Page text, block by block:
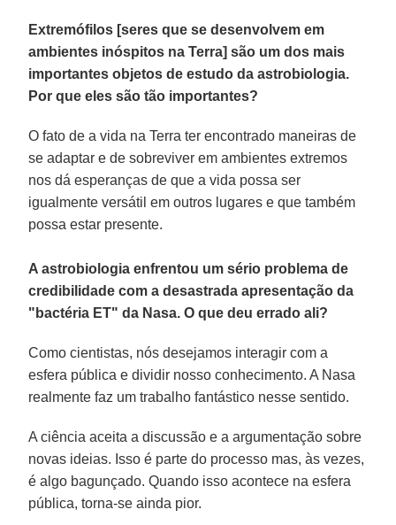
Extremófilos [seres que se desenvolvem em
ambientes inóspitos na Terra] são um dos mais
importantes objetos de estudo da astrobiologia.
Por que eles são tão importantes?
O fato de a vida na Terra ter encontrado maneiras de
se adaptar e de sobreviver em ambientes extremos
nos dá esperanças de que a vida possa ser
igualmente versátil em outros lugares e que também
possa estar presente.
A astrobiologia enfrentou um sério problema de
credibilidade com a desastrada apresentação da
"bactéria ET" da Nasa. O que deu errado ali?
Como cientistas, nós desejamos interagir com a
esfera pública e dividir nosso conhecimento. A Nasa
realmente faz um trabalho fantástico nesse sentido.
A ciência aceita a discussão e a argumentação sobre
novas ideias. Isso é parte do processo mas, às vezes,
é algo bagunçado. Quando isso acontece na esfera
pública, torna-se ainda pior.